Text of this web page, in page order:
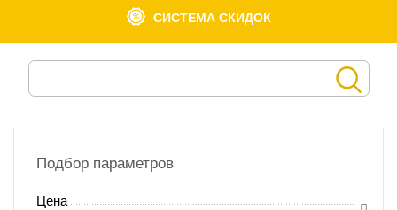
СИСТЕМА СКИДОК
Подбор параметров
Цена